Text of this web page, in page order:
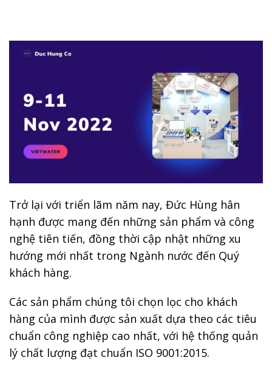
Trở lại với triển lãm năm nay, Đức Hùng hân
hạnh được mang đến những sản phẩm và công
nghệ tiên tiến, đồng thời cập nhật những xu
hướng mới nhất trong Ngành nước đến Quý
khách hàng.
Các sản phẩm chúng tôi chọn lọc cho khách
hàng của mình được sản xuất dựa theo các tiêu
chuẩn công nghiệp cao nhất, với hệ thống quản
lý chất lượng đạt chuẩn ISO 9001:2015.